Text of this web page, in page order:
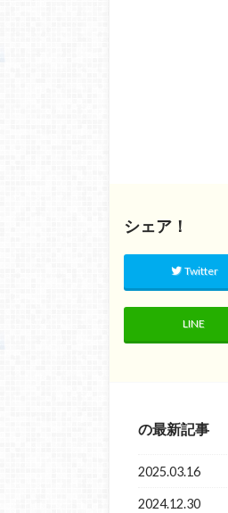
シェア！
Twitter
LINE
の最新記事
2025.03.16
2024.12.30